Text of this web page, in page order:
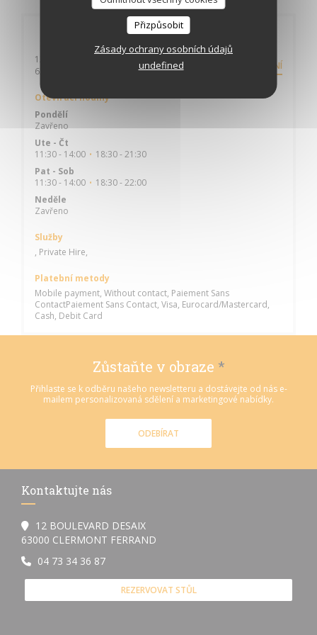
Přizpůsobit
Zásady ochrany osobních údajů
undefined
Obecné informace
12 BOULEVARD DESAIX
63000 CLERMONT FERRAND((otevře se v novém okně))NASMĚROVÁNÍ
Otevírací hodiny
Pondělí
Zavřeno
Ute - Čt
11:30 - 14:00 • 18:30 - 21:30
Pat - Sob
11:30 - 14:00 • 18:30 - 22:00
Neděle
Zavřeno
Služby
, Private Hire,
Platební metody
Mobile payment, Without contact, Paiement Sans
ContactPaiement Sans Contact, Visa, Eurocard/Mastercard,
Cash, Debit Card
Zůstaňte v obraze *
Přihlaste se k odběru našeho newsletteru a dostávejte od nás e-
mailem personalizovaná sdělení a marketingové nabídky.
ODEBÍRAT
Kontaktujte nás
12 BOULEVARD DESAIX
63000 CLERMONT FERRAND
04 73 34 36 87
REZERVOVAT STŮL